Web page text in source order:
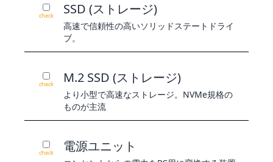
check SSD (ストレージ)
高速で信頼性の高いソリッドステートドライ
ブ。
check M.2 SSD (ストレージ)
より小型で高速なストレージ。NVMe規格の
ものが主流
check 電源ユニット